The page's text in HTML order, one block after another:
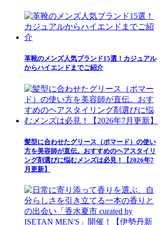
革靴のメンズ人気ブランド15選！カジュアル
からハイエンドまでご紹介
髪型に合わせたグリース（ポマード）の使い
方を美容師が直伝。おすすめのヘアスタイリ
ング剤選びに悩むメンズは必見！【2026年7
月更新】